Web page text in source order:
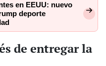
en EEUU: nuevo
deporte
de entregar la